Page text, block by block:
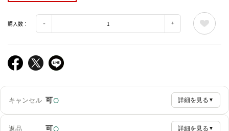
購入数：
キャンセル 可○ 詳細を見る ▼
返品 可○ 詳細を見る ▼